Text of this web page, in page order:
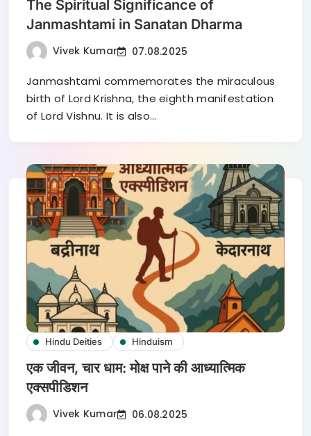
The Spiritual Significance of
Janmashtami in Sanatan Dharma
Vivek Kumar 07.08.2025
Janmashtami commemorates the miraculous
birth of Lord Krishna, the eighth manifestation
of Lord Vishnu. It is also…
Hindu Deities Hinduism
एक जीवन, चार धाम: मोक्ष पाने की आध्यात्मिक
एक्सपीडिशन
Vivek Kumar 06.08.2025